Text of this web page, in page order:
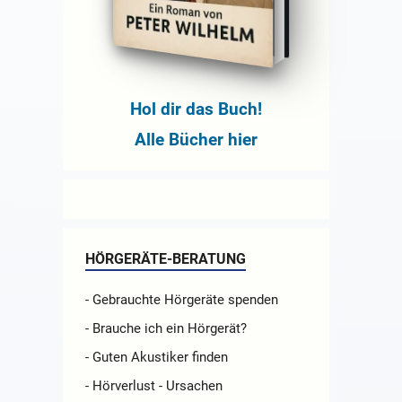
Hol dir das Buch!
Alle Bücher hier
HÖRGERÄTE-BERATUNG
- Gebrauchte Hörgeräte spenden
- Brauche ich ein Hörgerät?
- Guten Akustiker finden
- Hörverlust - Ursachen